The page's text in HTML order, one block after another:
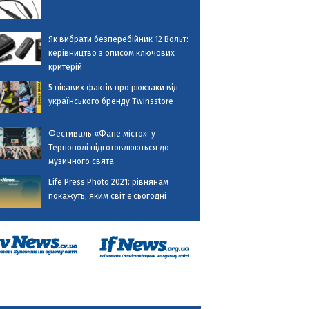
Як вибрати безперебійник 12 Вольт:
керівництво з описом ключових
критерій
5 цікавих фактів про рюкзаки від
українського бренду Twinsstore
Фестиваль «Фане місто»: у
Тернополі підготовлюються до
музичного свята
Life Press Photo 2021: рівнянам
покажуть, яким світ є сьогодні